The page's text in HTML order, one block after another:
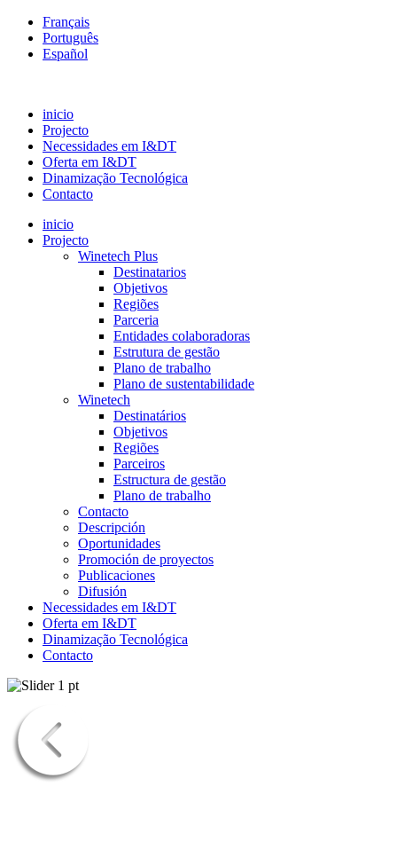
Français
Português
Español
inicio
Projecto
Necessidades em I&DT
Oferta em I&DT
Dinamização Tecnológica
Contacto
inicio
Projecto
Winetech Plus
Destinatarios
Objetivos
Regiões
Parceria
Entidades colaboradoras
Estrutura de gestão
Plano de trabalho
Plano de sustentabilidade
Winetech
Destinatários
Objetivos
Regiões
Parceiros
Estructura de gestão
Plano de trabalho
Contacto
Descripción
Oportunidades
Promoción de proyectos
Publicaciones
Difusión
Necessidades em I&DT
Oferta em I&DT
Dinamização Tecnológica
Contacto